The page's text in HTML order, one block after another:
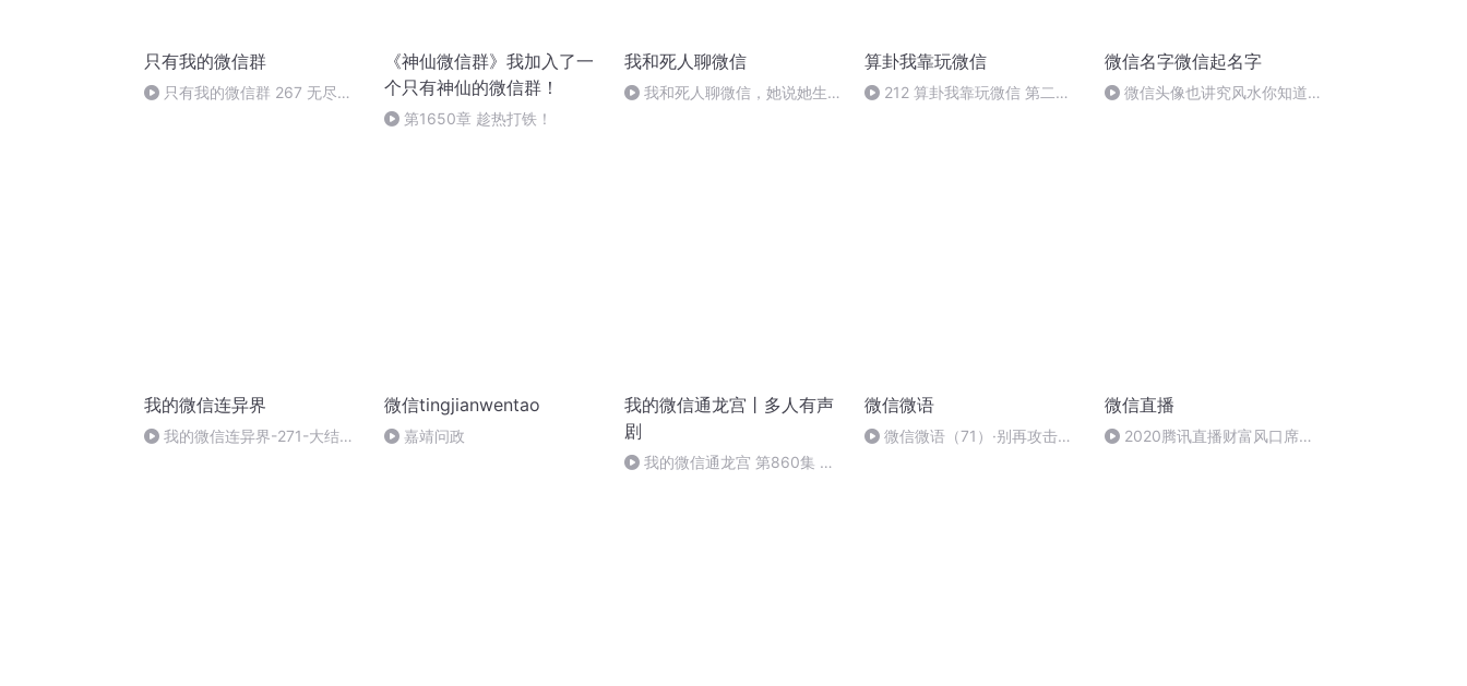
只有我的微信群
只有我的微信群 267 无尽宇
《神仙微信群》我加入了一
个只有神仙的微信群！
第1650章 趁热打铁！
我和死人聊微信
我和死人聊微信，她说她生前
算卦我靠玩微信
212 算卦我靠玩微信 第二一
微信名字微信起名字
微信头像也讲究风水你知道
我的微信连异界
我的微信连异界-271-大结局
微信tingjianwentao
嘉靖问政
我的微信通龙宫丨多人有声
剧
我的微信通龙宫 第860集 男
微信微语
微信微语（71）·别再攻击你
微信直播
2020腾讯直播财富风口席卷